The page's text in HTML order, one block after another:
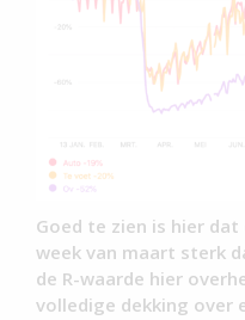
Goed te zien is hier
week van maart sterk
de R-waarde hier
volledige dekking over